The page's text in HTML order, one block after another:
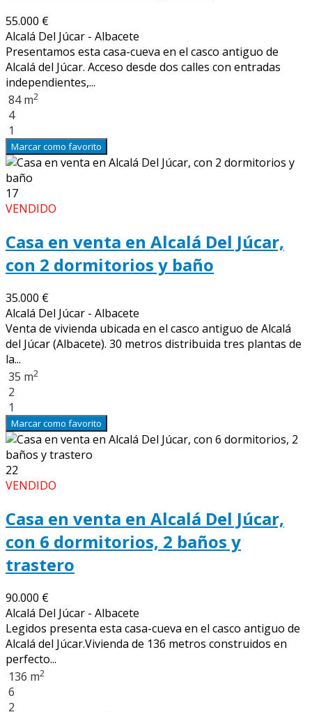
55.000 €
Alcalá Del Júcar - Albacete
Presentamos esta casa-cueva en el casco antiguo de
Alcalá del Júcar. Acceso desde dos calles con entradas
independientes,...
84 m2
4
1
Marcar como favorito
17
VENDIDO
Casa en venta en Alcalá Del Júcar,
con 2 dormitorios y baño
35.000 €
Alcalá Del Júcar - Albacete
Venta de vivienda ubicada en el casco antiguo de Alcalá
del Júcar (Albacete). 30 metros distribuida tres plantas de
la...
35 m2
2
1
Marcar como favorito
22
VENDIDO
Casa en venta en Alcalá Del Júcar,
con 6 dormitorios, 2 baños y
trastero
90.000 €
Alcalá Del Júcar - Albacete
Legidos presenta esta casa-cueva en el casco antiguo de
Alcalá del Júcar.Vivienda de 136 metros construidos en
perfecto...
136 m2
6
2